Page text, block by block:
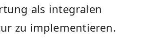
⁤als integralen
zu⁣ implementieren.